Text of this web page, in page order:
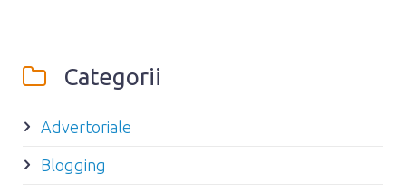
Categorii
Advertoriale
Blogging